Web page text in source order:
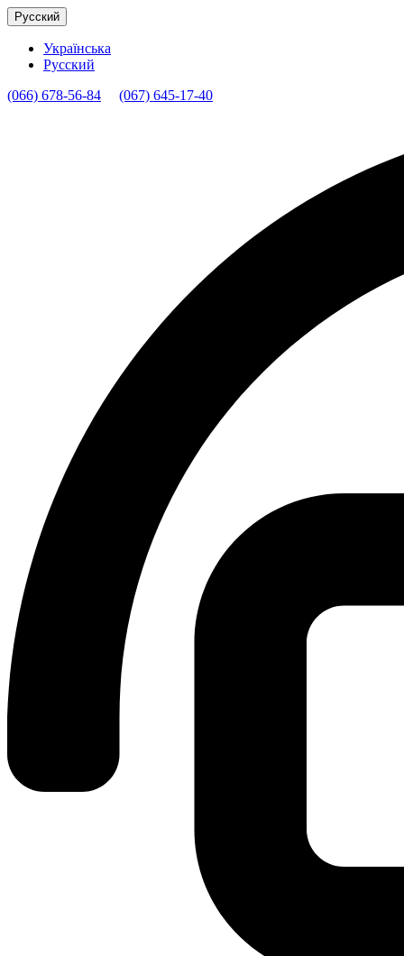
Русский
Українська
Русский
(066) 678-56-84
(067) 645-17-40